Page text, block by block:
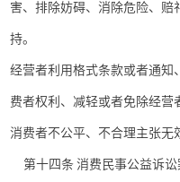
害、排除妨碍、消除危险、赔
持。
经营者利用格式条款或者通知
费者权利、减轻或者免除经营
消费者不公平、不合理主张无
第十四条 消费民事公益诉讼